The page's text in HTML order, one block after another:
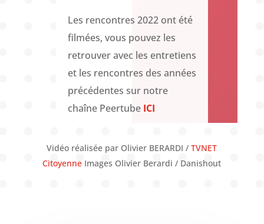
Les rencontres 2022 ont été
filmées, vous pouvez les
retrouver avec les entretiens
et les rencontres des années
précédentes sur notre
chaîne Peertube ICI
Vidéo réalisée par Olivier BERARDI /TVNET
Citoyenne Images Olivier Berardi / Danishout